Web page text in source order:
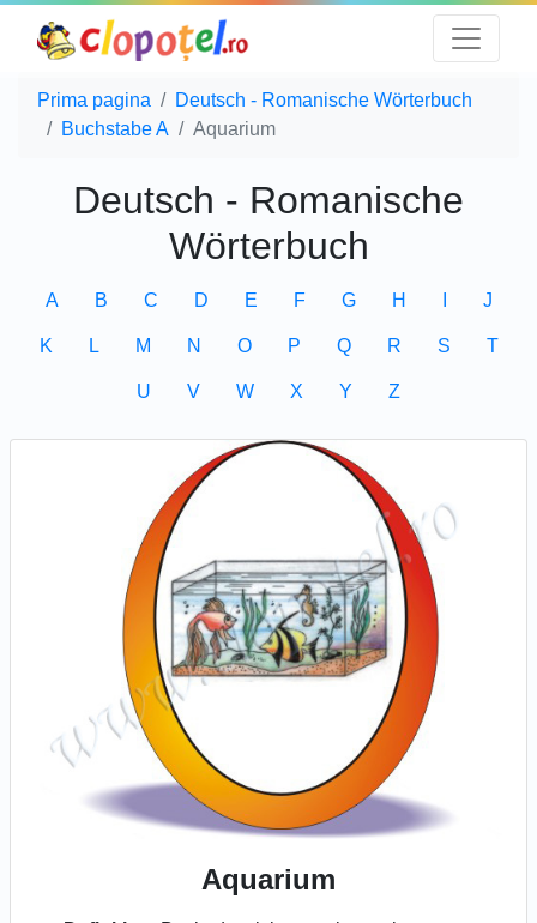
Prima pagina
Deutsch - Romanische Wörterbuch
Buchstabe A
Aquarium
Deutsch - Romanische
Wörterbuch
A B C D E F G H J
K L M N O P Q R S T
U V W X Y Z
Aquarium